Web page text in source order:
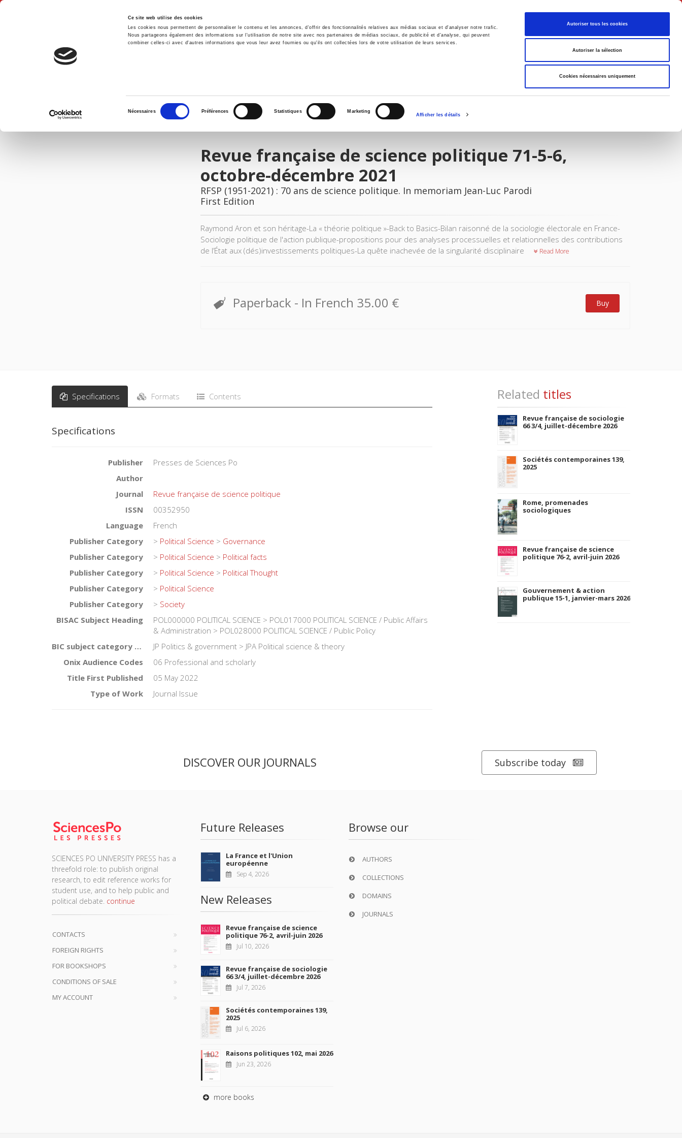
Ce site web utilise des cookies
Les cookies nous permettent de personnaliser le contenu et les annonces, d'offrir des fonctionnalités relatives aux médias sociaux et d'analyser notre trafic.
Nous partageons également des informations sur l'utilisation de notre site avec nos partenaires de médias sociaux, de publicité et d'analyse, qui peuvent
combiner celles-ci avec d'autres informations que vous leur avez fournies ou qu'ils ont collectées lors de votre utilisation de leurs services.
consentement
Nécessaires Préférences Statistiques Marketing
Afficher les détails
Autoriser tous les cookies
Autoriser la sélection
Cookies nécessaires uniquement
English
Home Environment History International Politics
IMAGES
Revue française de science politique 71-5-6,
octobre-décembre 2021
RFSP (1951-2021) : 70 ans de science politique. In memoriam Jean-Luc Parodi
First Edition
Raymond Aron et son héritage-La « théorie politique »-Back to Basics-Bilan raisonné de la sociologie électorale en France-
Sociologie politique de l'action publique-propositions pour des analyses processuelles et relationnelles des contributions
de l’État aux (dés)investissements politiques-La quête inachevée de la singularité disciplinaire
Read More
Paperback - In French 35.00 € Buy
Specifications Formats Contents
Specifications
Publisher
Presses de Sciences Po
Author
Journal
Revue française de science politique
ISSN
00352950
Language
French
Publisher Category
> Political Science > Governance
Publisher Category
> Political Science > Political facts
Publisher Category
> Political Science > Political Thought
Publisher Category
> Political Science
Publisher Category
> Society
BISAC Subject Heading
POL000000 POLITICAL SCIENCE > POL017000 POLITICAL SCIENCE / Public Affairs
& Administration > POL028000 POLITICAL SCIENCE / Public Policy
BIC subject category (UK)
JP Politics & government > JPA Political science & theory
Onix Audience Codes
06 Professional and scholarly
Title First Published
05 May 2022
Type of Work
Journal Issue
Related titles
Revue française de sociologie
66 3/4, juillet-décembre 2026
Sociétés contemporaines 139,
2025
Rome, promenades
sociologiques
Revue française de science
politique 76-2, avril-juin 2026
Gouvernement & action
publique 15-1, janvier-mars 2026
DISCOVER OUR JOURNALS Subscribe today
SCIENCES PO UNIVERSITY PRESS has a
threefold role: to publish original
research, to edit reference works for
student use, and to help public and
political debate. continue
CONTACTS
FOREIGN RIGHTS
FOR BOOKSHOPS
CONDITIONS OF SALE
MY ACCOUNT
Future Releases
La France et l'Union
européenne
Sep 4, 2026
New Releases
Revue française de science
politique 76-2, avril-juin 2026
Jul 10, 2026
Revue française de sociologie
66 3/4, juillet-décembre 2026
Jul 7, 2026
Sociétés contemporaines 139,
2025
Jul 6, 2026
Raisons politiques 102, mai 2026
Jun 23, 2026
more books
Browse our
AUTHORS
COLLECTIONS
DOMAINS
JOURNALS